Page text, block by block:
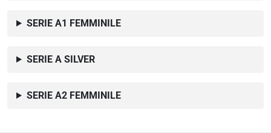
NEWS
MEDIA
AREA RISERVATA
SERIE A1 FEMMINILE
SERIE A SILVER
SERIE A2 FEMMINILE